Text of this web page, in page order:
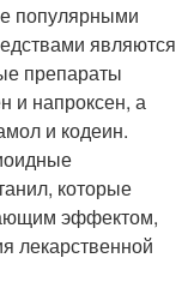
популярными
являются
препараты
и напроксен, а
и кодеин.
которые
эффектом,
лекарственной